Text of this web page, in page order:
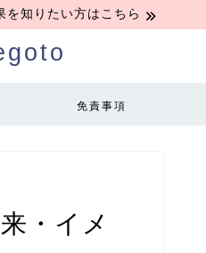
を知りたい方はこちら
免責事項
・イメ